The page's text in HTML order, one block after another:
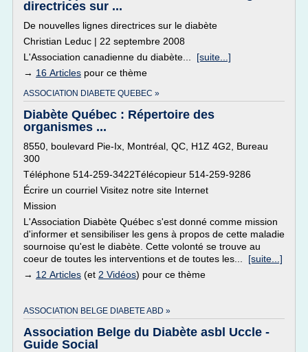
directrices sur ...
De nouvelles lignes directrices sur le diabète
Christian Leduc | 22 septembre 2008
L'Association canadienne du diabète... [suite...]
→ 16 Articles pour ce thème
ASSOCIATION DIABETE QUEBEC »
Diabète Québec : Répertoire des
organismes ...
8550, boulevard Pie-Ix, Montréal, QC, H1Z 4G2, Bureau
300
Téléphone 514-259-3422Télécopieur 514-259-9286
Écrire un courriel Visitez notre site Internet
Mission
L'Association Diabète Québec s'est donné comme mission
d'informer et sensibiliser les gens à propos de cette maladie
sournoise qu'est le diabète. Cette volonté se trouve au
coeur de toutes les interventions et de toutes les... [suite...]
→ 12 Articles (et 2 Vidéos) pour ce thème
ASSOCIATION BELGE DIABETE ABD »
Association Belge du Diabète asbl Uccle -
Guide Social